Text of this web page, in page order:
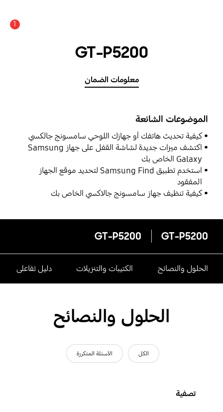
1
GT-P5200
معلومات الضمان
الموضوعات الشائعة
كيفية تحديث هاتفك أو جهازك اللوحي سامسونج جالكسي
اكتشف ميزات جديدة لشاشة القفل على جهاز Samsung
Galaxy الخاص بك
استخدم تطبيق Samsung Find لتحديد موقع الجهاز
المفقود
كيفية تنظيف جهاز سامسونج جالاكسي الخاص بك
GT-P5200
GT-P5200
الحلول والنصائح الكتيبات والتنزيلات دليل تفاعلى
الحلول والنصائح
الكل الأسئلة المتكررة
تصفية